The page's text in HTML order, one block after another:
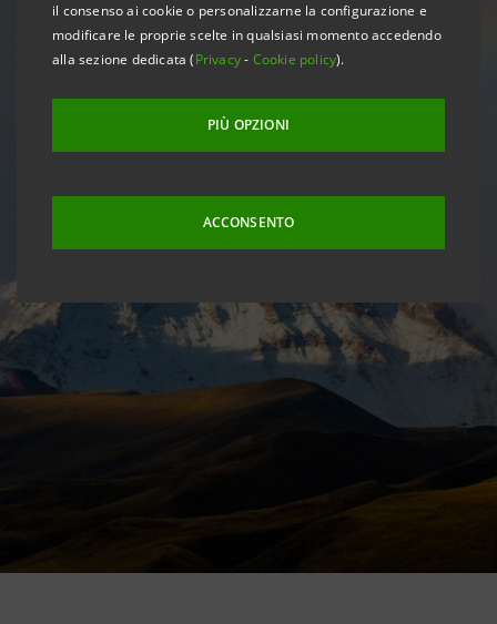
il consenso ai cookie o personalizzarne la configurazione e
modificare le proprie scelte in qualsiasi momento accedendo
alla sezione dedicata (Privacy- Cookie policy).
PIÙ OPZIONI
ACCONSENTO